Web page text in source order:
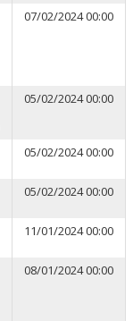
07/02/2024 00:00
05/02/2024 00:00
05/02/2024 00:00
05/02/2024 00:00
11/01/2024 00:00
08/01/2024 00:00